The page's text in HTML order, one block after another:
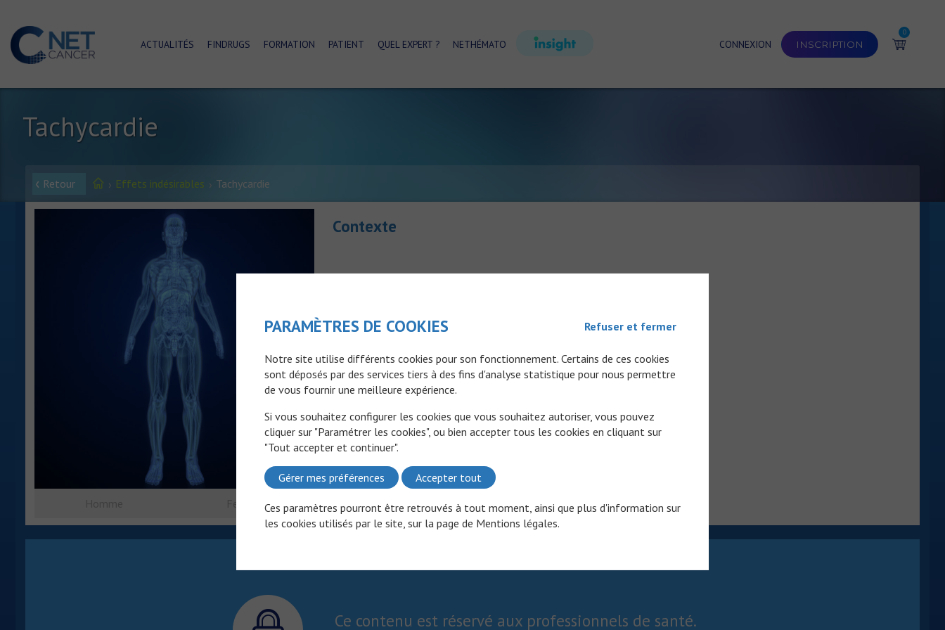
ACTUALITÉS FINDRUGS FORMATION PATIENT QUEL EXPERT ? NETHÉMATO CONNEXION INSCRIPTION
0
Tachycardie
Retour Effets indésirables Tachycardie
Contexte
Ce contenu est réservé aux professionnels de santé.
Refuser et fermer
PARAMÈTRES DE COOKIES
Notre site utilise différents cookies pour son fonctionnement. Certains de ces cookies
sont déposés par des services tiers à des fins d'analyse statistique pour nous permettre
de vous fournir une meilleure expérience.
Si vous souhaitez configurer les cookies que vous souhaitez autoriser, vous pouvez
cliquer sur "Paramétrer les cookies", ou bien accepter tous les cookies en cliquant sur
"Tout accepter et continuer".
Gérer mes préférences Accepter tout
Ces paramètres pourront être retrouvés à tout moment, ainsi que plus d'information sur
les cookies utilisés par le site, sur la page de Mentions légales.